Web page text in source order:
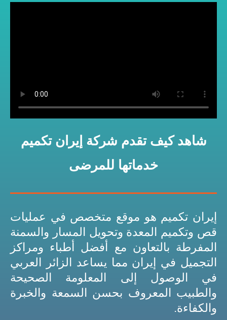
شاهد كيف تقدم شركة إيران تكميم
خدماتها للمرضى
إيران تكميم هو موقع متخصص في عمليات
قص وتكميم المعدة وتحويل المسار والسمنة
المفرطة بالتعاون مع أفضل أطباء ومراكز
التجميل في إيران مما يساعد الزائر العربي
في الوصول إلى المعلومة الصحيحة
والطبيب المعروف بحسن السمعة والخبرة
والكفاءة.